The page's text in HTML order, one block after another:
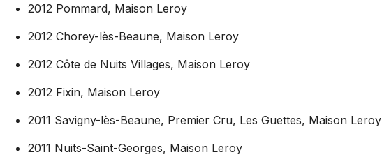
2012 Pommard, Maison Leroy
2012 Chorey-lès-Beaune, Maison Leroy
2012 Côte de Nuits Villages, Maison Leroy
2012 Fixin, Maison Leroy
2011 Savigny-lès-Beaune, Premier Cru, Les Guettes, Maison Leroy
2011 Nuits-Saint-Georges, Maison Leroy